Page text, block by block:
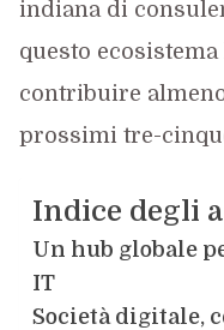
indiana di
questo
contribuire
prossimi tre-
Indice degli
Un hub globale
IT
Società digitale,